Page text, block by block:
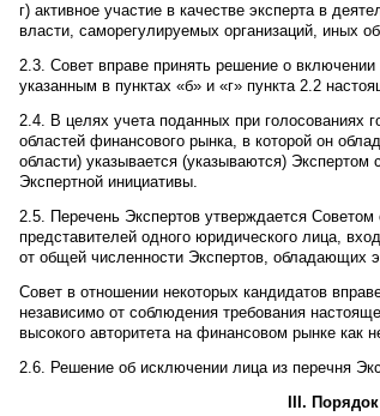
г) активное участие в качестве эксперта в
власти, саморегулируемых организаций, иных
2.3. Совет вправе принять решение о
указанным в пунктах «б» и «г» пункта 2.2
2.4. В целях учета поданных при голосованиях
областей финансового рынка, в которой он
области) указывается (указываются)
Экспертной инициативы.
2.5. Перечень Экспертов утверждается
представителей одного юридического лица,
от общей численности Экспертов, обладающих
Совет в отношении некоторых кандидатов
независимо от соблюдения требования
высокого авторитета на финансовом рынке как
2.6. Решение об исключении лица из перечня
.